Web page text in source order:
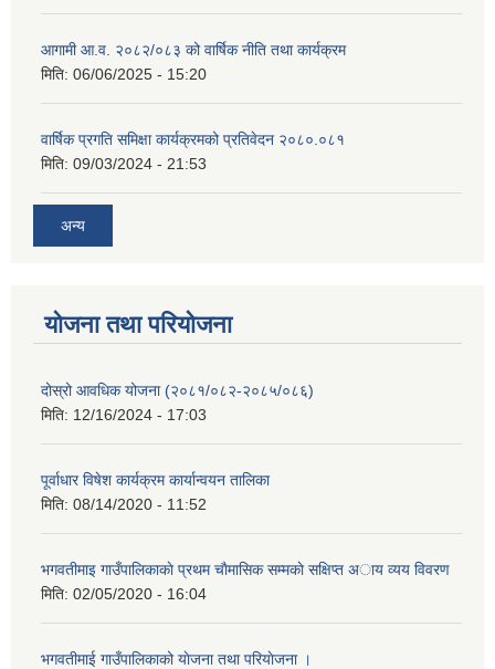
आगामी आ.व. २०८२/०८३ को वार्षिक नीति तथा कार्यक्रम
मिति: 06/06/2025 - 15:20
वार्षिक प्रगति समिक्षा कार्यक्रमको प्रतिवेदन २०८०.०८१
मिति: 09/03/2024 - 21:53
अन्य
योजना तथा परियोजना
दोस्रो आवधिक योजना (२०८१/०८२-२०८५/०८६)
मिति: 12/16/2024 - 17:03
पूर्वाधार विषेश कार्यक्रम कार्यान्वयन तालिका
मिति: 08/14/2020 - 11:52
भगवतीमाइ गाउँपालिकाकाे प्रथम चाैमासिक सम्मकाे सक्षिप्त अाय व्यय विवरण
मिति: 02/05/2020 - 16:04
भगवतीमाई गाउँपालिकाको याेजना तथा परियाेजना ।